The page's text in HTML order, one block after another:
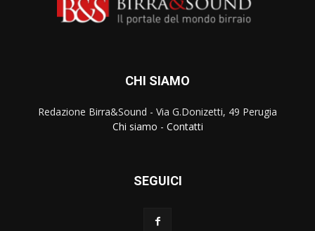
CHI SIAMO
Redazione Birra&Sound - Via G.Donizetti, 49 Perugia
Chi siamo - Contatti
SEGUICI